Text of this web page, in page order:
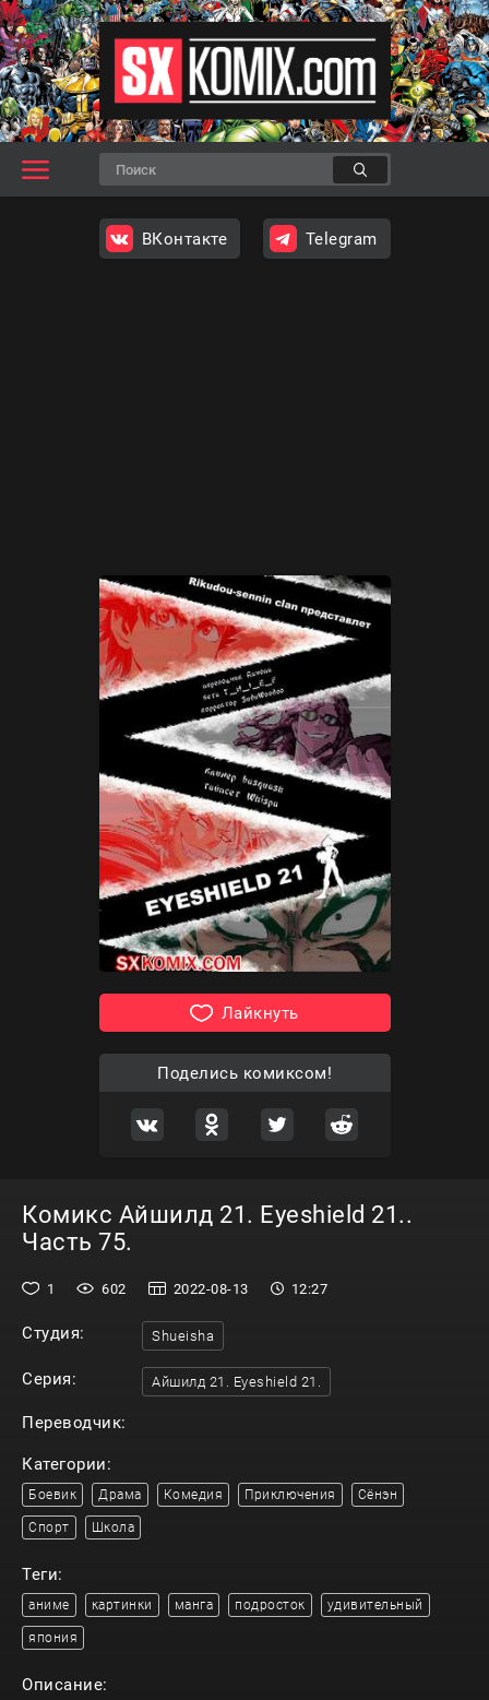
ВКонтакте Telegram
Лайкнуть
Поделись комиксом!
Комикс Айшилд 21. Eyeshield 21..
Часть 75.
1 602 2022-08-13 12:27
Студия: Shueisha
Серия: Айшилд 21. Eyeshield 21.
Переводчик:
Категории:
Боевик Драма Комедия Приключения Сёнэн
Спорт Школа
Теги:
аниме картинки манга подросток удивительный
япония
Описание: